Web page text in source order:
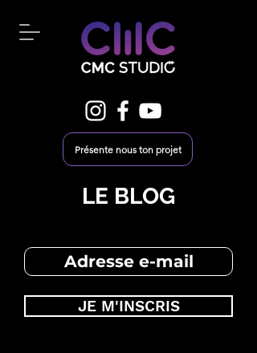
Présente nous ton projet
LE BLOG
JE M'INSCRIS